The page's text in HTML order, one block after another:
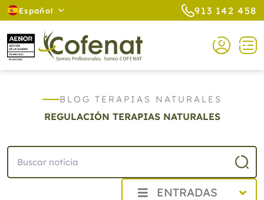
Español 913 142 458
BLOG TERAPIAS NATURALES
REGULACIÓN TERAPIAS NATURALES
ENTRADAS